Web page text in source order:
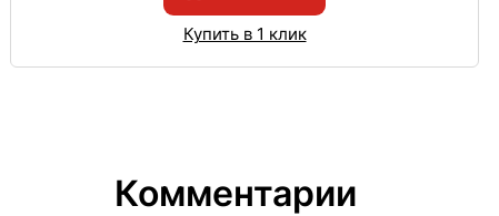
Купить в 1 клик
Комментарии